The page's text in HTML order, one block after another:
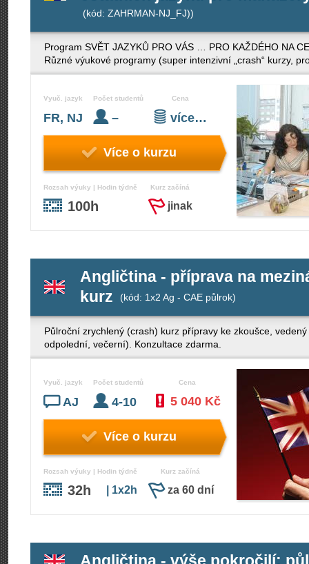
(kód: ZAHRMAN-NJ_FJ))
Program SVĚT JAZYKŮ PRO VÁS … PRO KAŽDÉHO NA
Různé výukové programy (super intenzivní „crash“ kurzy,
Vyuč. jazyk
FR, NJ
Počet studentů
–
Cena
více…
Více o kurzu
Rozsah výuky | Hodin týdně
100h
Kurz začíná
jinak
Angličtina - příprava na
kurz
(kód: 1x2 Ag - CAE půlrok)
Půlroční zrychlený (crash) kurz přípravy ke zkoušce,
odpolední, večerní). Konzultace zdarma.
Vyuč. jazyk
AJ
Počet studentů
4-10
Cena
5 040 Kč
Více o kurzu
Rozsah výuky | Hodin týdně
32h | 1x2h
Kurz začíná
za 60 dní